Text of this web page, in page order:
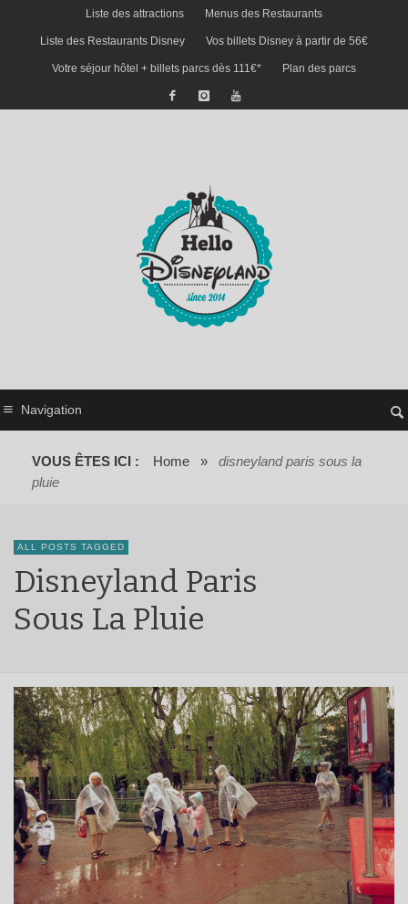
Liste des attractions Menus des Restaurants
Liste des Restaurants Disney Vos billets Disney à partir de 56€
Votre séjour hôtel + billets parcs dès 111€* Plan des parcs
Navigation
VOUS ÊTES ICI : Home »
disneyland paris sous la
pluie
ALL POSTS TAGGED
Disneyland Paris
Sous La Pluie